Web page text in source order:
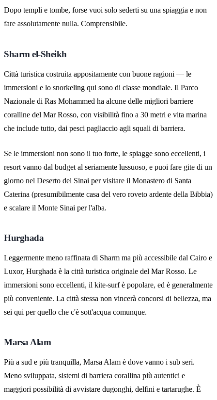
Dopo templi e tombe, forse vuoi solo sederti su una spiaggia e non
fare assolutamente nulla. Comprensibile.
Sharm el-Sheikh
Città turistica costruita appositamente con buone ragioni — le
immersioni e lo snorkeling qui sono di classe mondiale. Il Parco
Nazionale di Ras Mohammed ha alcune delle migliori barriere
coralline del Mar Rosso, con visibilità fino a 30 metri e vita marina
che include tutto, dai pesci pagliaccio agli squali di barriera.
Se le immersioni non sono il tuo forte, le spiagge sono eccellenti, i
resort vanno dal budget al seriamente lussuoso, e puoi fare gite di un
giorno nel Deserto del Sinai per visitare il Monastero di Santa
Caterina (presumibilmente casa del vero roveto ardente della Bibbia)
e scalare il Monte Sinai per l'alba.
Hurghada
Leggermente meno raffinata di Sharm ma più accessibile dal Cairo e
Luxor, Hurghada è la città turistica originale del Mar Rosso. Le
immersioni sono eccellenti, il kite-surf è popolare, ed è generalmente
più conveniente. La città stessa non vincerà concorsi di bellezza, ma
sei qui per quello che c'è sott'acqua comunque.
Marsa Alam
Più a sud e più tranquilla, Marsa Alam è dove vanno i sub seri.
Meno sviluppata, sistemi di barriera corallina più autentici e
maggiori possibilità di avvistare dugonghi, delfini e tartarughe. È